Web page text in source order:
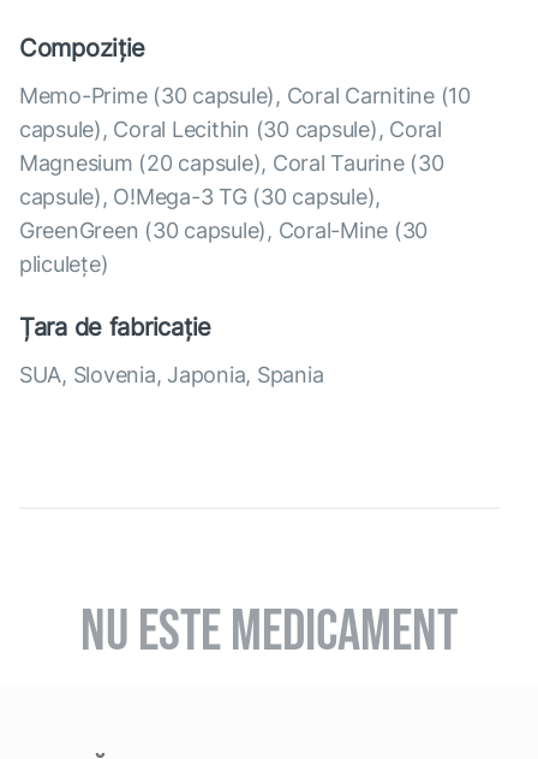
Compoziție
Memo-Prime (30 capsule), Coral Carnitine (10
capsule), Coral Lecithin (30 capsule), Coral
Magnesium (20 capsule), Coral Taurine (30
capsule), O!Mega-3 TG (30 capsule),
GreenGreen (30 capsule), Coral-Mine (30
pliculețe)
Țara de fabricație
SUA, Slovenia, Japonia, Spania
NU ESTE MEDICAMENT